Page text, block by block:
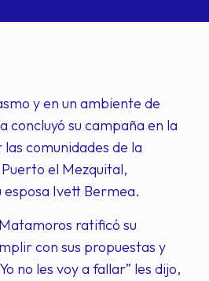
y en un ambiente de
concluyó su campaña en la
comunidades de la
el Mezquital,
esposa Ivett Bermea.
ratificó su
con sus propuestas y
no les voy a fallar” les dijo,